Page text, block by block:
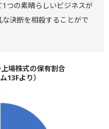
つの素晴らしいビジネスが
決断を相殺することがで
場株式の保有割合
13Fより）